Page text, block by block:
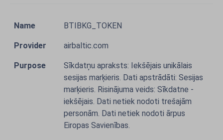
BTIBKG_TOKEN
airbaltic.com
Sīkdatņu apraksts: Iekšējais unikālais
sesijas marķieris. Dati apstrādāti: Sesijas
marķieris. Risinājuma veids: Sīkdatne -
iekšējais. Dati netiek nodoti trešajām
personām. Dati netiek nodoti ārpus
Eiropas Savienības.